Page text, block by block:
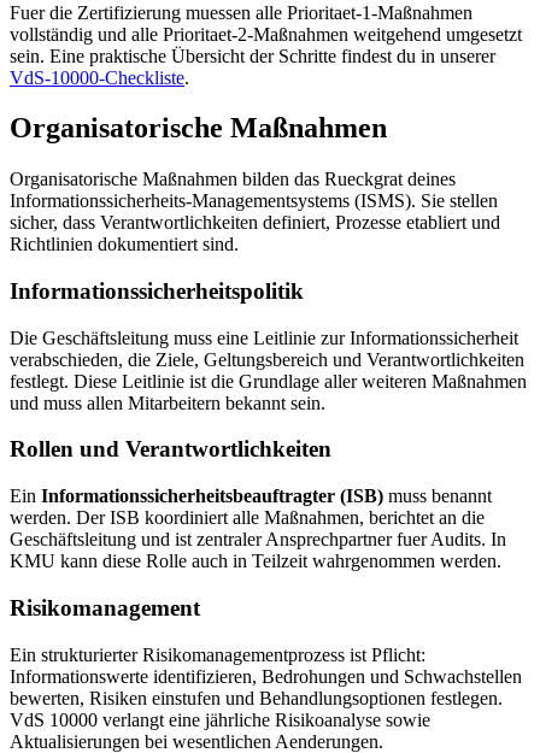
Fuer die Zertifizierung muessen alle Prioritaet-1-Maßnahmen
vollständig und alle Prioritaet-2-Maßnahmen weitgehend umgesetzt
sein. Eine praktische Übersicht der Schritte findest du in unserer
VdS-10000-Checkliste.
Organisatorische Maßnahmen
Organisatorische Maßnahmen bilden das Rueckgrat deines
Informationssicherheits-Managementsystems (ISMS). Sie stellen
sicher, dass Verantwortlichkeiten definiert, Prozesse etabliert und
Richtlinien dokumentiert sind.
Informationssicherheitspolitik
Die Geschäftsleitung muss eine Leitlinie zur Informationssicherheit
verabschieden, die Ziele, Geltungsbereich und Verantwortlichkeiten
festlegt. Diese Leitlinie ist die Grundlage aller weiteren Maßnahmen
und muss allen Mitarbeitern bekannt sein.
Rollen und Verantwortlichkeiten
Ein Informationssicherheitsbeauftragter (ISB) muss benannt
werden. Der ISB koordiniert alle Maßnahmen, berichtet an die
Geschäftsleitung und ist zentraler Ansprechpartner fuer Audits. In
KMU kann diese Rolle auch in Teilzeit wahrgenommen werden.
Risikomanagement
Ein strukturierter Risikomanagementprozess ist Pflicht:
Informationswerte identifizieren, Bedrohungen und Schwachstellen
bewerten, Risiken einstufen und Behandlungsoptionen festlegen.
VdS 10000 verlangt eine jährliche Risikoanalyse sowie
Aktualisierungen bei wesentlichen Aenderungen.